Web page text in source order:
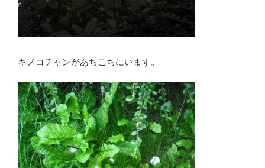
キノコチャンがあちこちにいます。